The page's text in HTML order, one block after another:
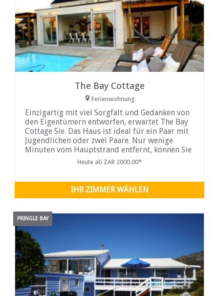
The Bay Cottage
Ferienwohnung
Einzigartig mit viel Sorgfalt und Gedanken von
den Eigentümern entworfen, erwartet The Bay
Cottage Sie. Das Haus ist ideal für ein Paar mit
Jugendlichen oder zwei Paare. Nur wenige
Minuten vom Hauptstrand entfernt, können Sie
auf der Terrasse sitzen und dem Rauschen der
Heute ab ZAR 2000.00*
IHR ZIMMER WÄHLEN
PRINGLE BAY